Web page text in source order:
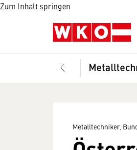
Zum Inhalt springen
Metalltechniker,